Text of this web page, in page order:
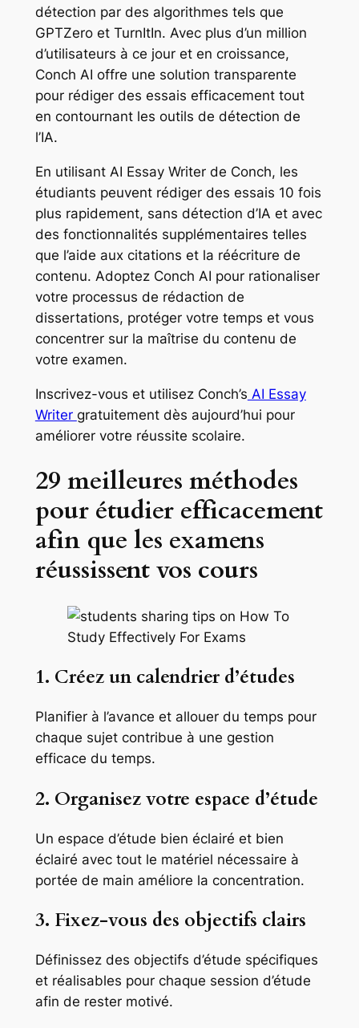
détection par des algorithmes tels que
GPTZero et TurnItIn. Avec plus d’un million
d’utilisateurs à ce jour et en croissance,
Conch AI offre une solution transparente
pour rédiger des essais efficacement tout
en contournant les outils de détection de
l’IA.
En utilisant AI Essay Writer de Conch, les
étudiants peuvent rédiger des essais 10 fois
plus rapidement, sans détection d’IA et avec
des fonctionnalités supplémentaires telles
que l’aide aux citations et la réécriture de
contenu. Adoptez Conch AI pour rationaliser
votre processus de rédaction de
dissertations, protéger votre temps et vous
concentrer sur la maîtrise du contenu de
votre examen.
Inscrivez-vous et utilisez Conch’s AI Essay
Writer gratuitement dès aujourd’hui pour
améliorer votre réussite scolaire.
29 meilleures méthodes
pour étudier efficacement
afin que les examens
réussissent vos cours
1. Créez un calendrier d’études
Planifier à l’avance et allouer du temps pour
chaque sujet contribue à une gestion
efficace du temps.
2. Organisez votre espace d’étude
Un espace d’étude bien éclairé et bien
éclairé avec tout le matériel nécessaire à
portée de main améliore la concentration.
3. Fixez-vous des objectifs clairs
Définissez des objectifs d’étude spécifiques
et réalisables pour chaque session d’étude
afin de rester motivé.